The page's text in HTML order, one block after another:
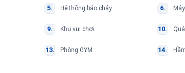
Hệ thống báo cháy
Khu vui chơi
Phòng GYM